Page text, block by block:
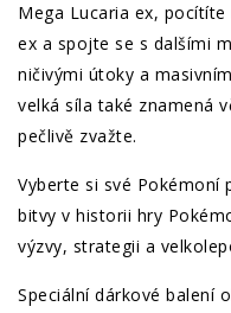
Mega Lucaria ex,
ex a spojte se s dalšími
ničivými útoky a
velká síla také znamená
pečlivě zvažte.
Vyberte si své Pokémoní
bitvy v historii hry
výzvy, strategii a
Speciální dárkové balení